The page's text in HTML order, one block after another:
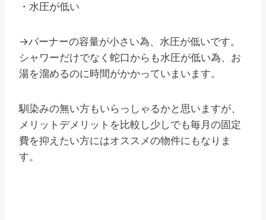
・水圧が低い
→バーナーの容量が小さい為、水圧が低いです。
シャワーだけでなく蛇口からも水圧が低い為、お
湯を溜めるのに時間がかかっていまいます。
馴染みの無い方もいらっしゃるかと思いますが、
メリットデメリットを比較し少しでも毎月の固定
費を抑えたい方にはオススメの物件にもなりま
す。